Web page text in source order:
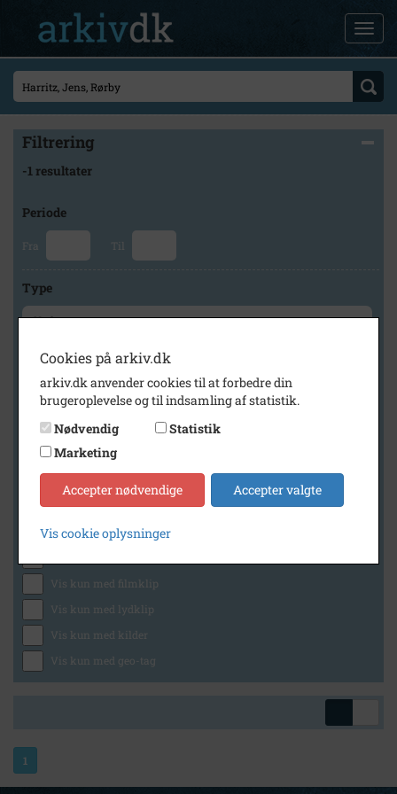
Filtrering
-1 resultater
Periode
Fra Til
Type
Arkiv
Hvidebæk Lokalhistorisk Arkiv
Geografi
Generelt
Vis kun med filmklip
Vis kun med lydklip
Vis kun med kilder
Vis kun med geo-tag
1
Cookies på arkiv.dk
arkiv.dk anvender cookies til at forbedre din
brugeroplevelse og til indsamling af statistik.
Nødvendig
Statistik
Marketing
Accepter nødvendige Accepter valgte
Vis cookie oplysninger